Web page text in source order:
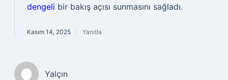
dengeli bir bakış açısı sunmasını sağladı.
Kasım 14, 2025 Yanıtla
Yalçın